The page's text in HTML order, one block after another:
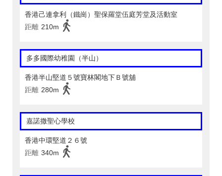
香港己連拿利（鐵崗）聖保羅堂伍庭芳堂及活動室
距離 210m
多多國際幼稚園（半山）
香港半山堅道５號寶林閣地下Ｂ號舖
距離 280m
嘉諾撒聖心學校
香港中環堅道２６號
距離 340m